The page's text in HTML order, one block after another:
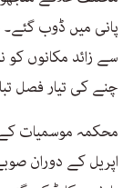
پانی میں ڈوب
سے زائد مکانوں کو
چنے کی تیار فصل
محکمہ موسمیات کے